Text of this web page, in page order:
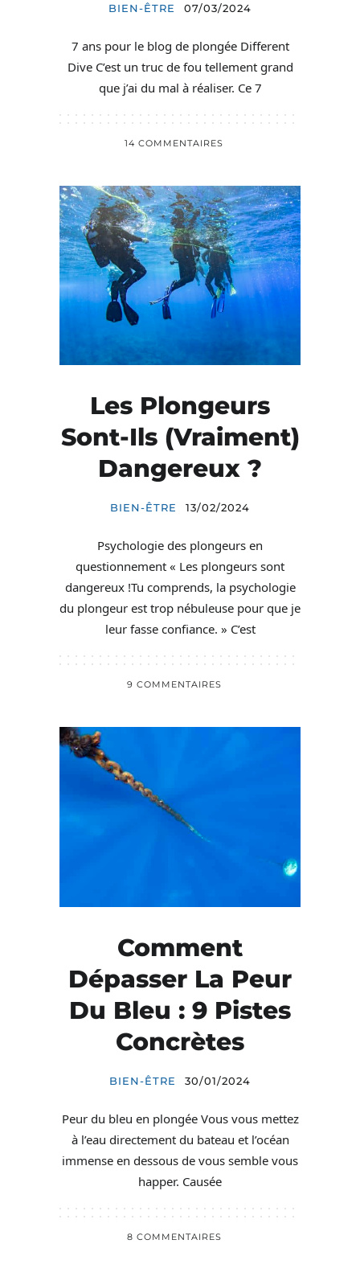
BIEN-ÊTRE 07/03/2024
7 ans pour le blog de plongée Different
Dive C’est un truc de fou tellement grand
que j’ai du mal à réaliser. Ce 7
14 COMMENTAIRES
Les Plongeurs
Sont-Ils (vraiment)
Dangereux ?
BIEN-ÊTRE 13/02/2024
Psychologie des plongeurs en
questionnement « Les plongeurs sont
dangereux !Tu comprends, la psychologie
du plongeur est trop nébuleuse pour que je
leur fasse confiance. » C’est
9 COMMENTAIRES
Comment
Dépasser La Peur
Du Bleu : 9 Pistes
Concrètes
BIEN-ÊTRE 30/01/2024
Peur du bleu en plongée Vous vous mettez
à l’eau directement du bateau et l’océan
immense en dessous de vous semble vous
happer. Causée
8 COMMENTAIRES